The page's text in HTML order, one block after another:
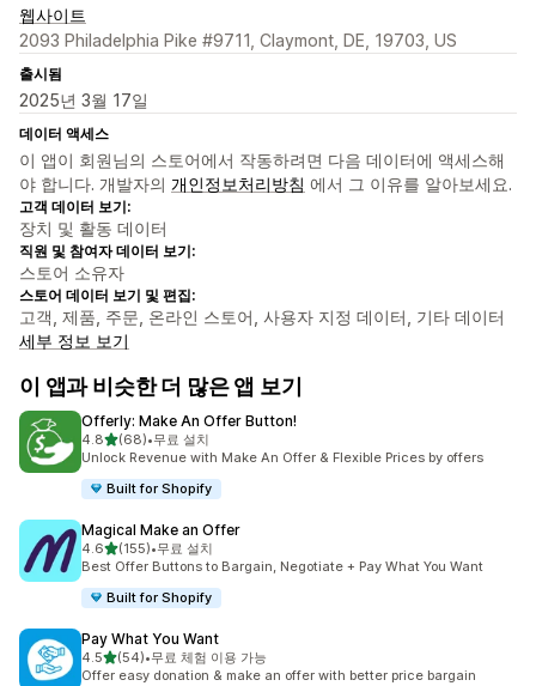
웹사이트
2093 Philadelphia Pike #9711, Claymont, DE, 19703, US
출시됨
2025년 3월 17일
데이터 액세스
이 앱이 회원님의 스토어에서 작동하려면 다음 데이터에 액세스해
야 합니다. 개발자의 개인정보처리방침 에서 그 이유를 알아보세요.
고객 데이터 보기:
장치 및 활동 데이터
직원 및 참여자 데이터 보기:
스토어 소유자
스토어 데이터 보기 및 편집:
고객, 제품, 주문, 온라인 스토어, 사용자 지정 데이터, 기타 데이터
세부 정보 보기
이 앱과 비슷한 더 많은 앱 보기
Offerly: Make An Offer Button!
4.8별 5개 중
(68)
총 리뷰 68개
•무료 설치
Unlock Revenue with Make An Offer & Flexible Prices by offers
Built for Shopify
Magical Make an Offer
4.6별 5개 중
(155)
총 리뷰 155개
•무료 설치
Best Offer Buttons to Bargain, Negotiate + Pay What You Want
Built for Shopify
Pay What You Want
4.5별 5개 중
(54)
총 리뷰 54개
•무료 체험 이용 가능
Offer easy donation & make an offer with better price bargain